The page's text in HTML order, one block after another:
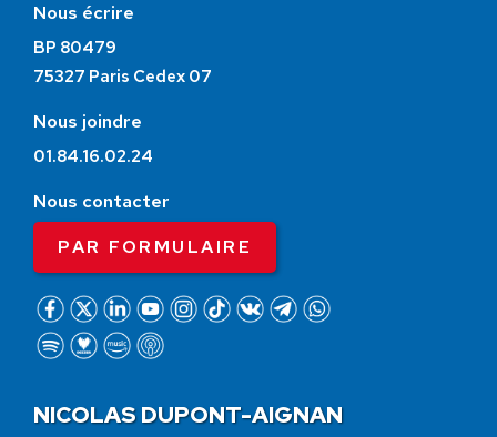
Nous écrire
BP 80479
75327 Paris Cedex 07
Nous joindre
01.84.16.02.24
Nous contacter
PAR FORMULAIRE
NICOLAS DUPONT-AIGNAN